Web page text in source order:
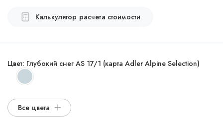
Калькулятор расчета стоимости
Цвет: Глубокий снег AS 17/1 (карта Adler Alpine Selection)
Все цвета